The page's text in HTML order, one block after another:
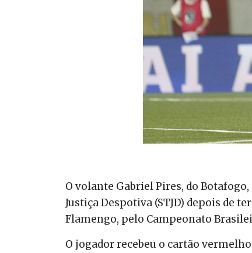
O volante Gabriel Pires, do
Justiça Despotiva (STJD) depois de
Flamengo, pelo Campeonato
O jogador recebeu o cartão